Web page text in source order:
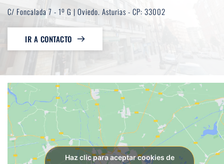
C/ Foncalada 7 - 1º G | Oviedo. Asturias - CP: 33002
IR A CONTACTO
Haz clic para aceptar cookies de